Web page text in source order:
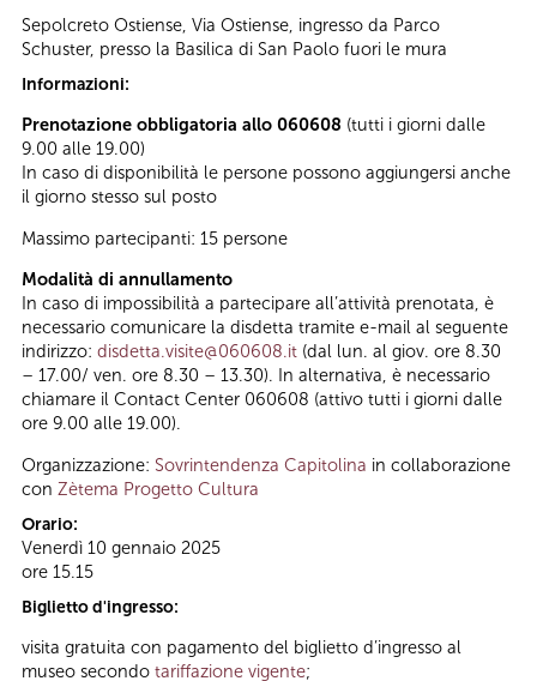
Sepolcreto Ostiense, Via Ostiense, ingresso da Parco
Schuster, presso la Basilica di San Paolo fuori le mura
Informazioni:
Prenotazione obbligatoria allo 060608 (tutti i giorni dalle
9.00 alle 19.00)
In caso di disponibilità le persone possono aggiungersi anche
il giorno stesso sul posto
Massimo partecipanti: 15 persone
Modalità di annullamento
In caso di impossibilità a partecipare all’attività prenotata, è
necessario comunicare la disdetta tramite e-mail al seguente
indirizzo: disdetta.visite@060608.it (dal lun. al giov. ore 8.30
– 17.00/ ven. ore 8.30 – 13.30). In alternativa, è necessario
chiamare il Contact Center 060608 (attivo tutti i giorni dalle
ore 9.00 alle 19.00).
Organizzazione: Sovrintendenza Capitolina in collaborazione
con Zètema Progetto Cultura
Orario:
Venerdì 10 gennaio 2025
ore 15.15
Biglietto d'ingresso:
visita gratuita con pagamento del biglietto d’ingresso al
museo secondo tariffazione vigente;